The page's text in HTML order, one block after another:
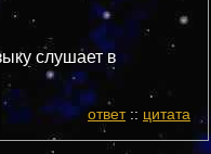
слушает в
ответ:: цитата